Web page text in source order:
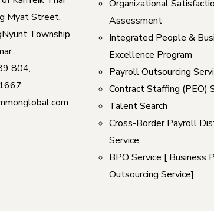
Myat Street,
Township,
804,
Organizational
Assessment
Integrated People &
Excellence Program
Payroll Outsourcing
Contract Staffing (PEO)
Talent Search
Cross-Border Payroll
Service
BPO Service [ Business
Outsourcing Service]